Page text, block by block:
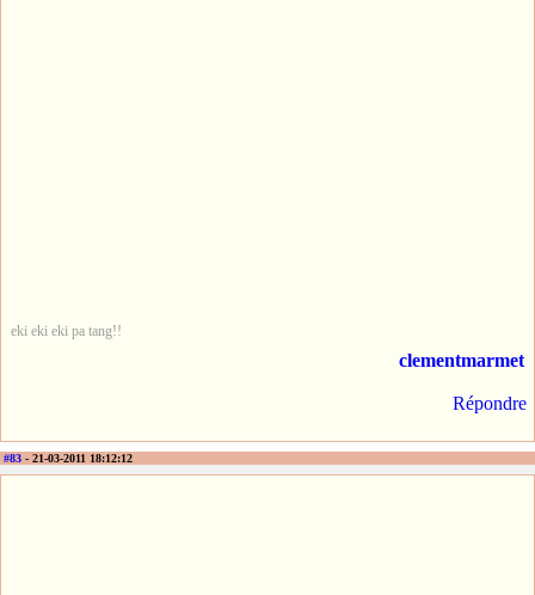
eki eki eki pa tang!!
clementmarmet
Répondre
#83 - 21-03-2011 18:12:12